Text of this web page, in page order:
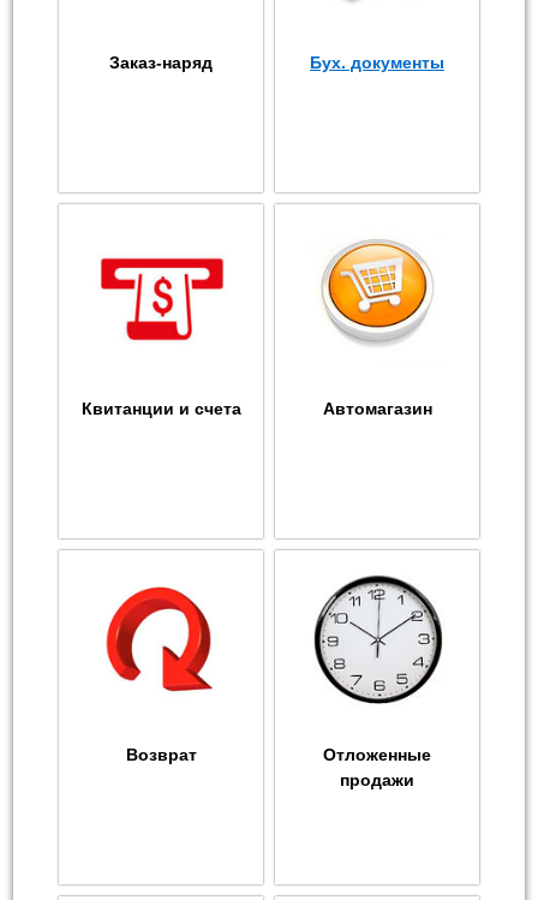
Заказ-наряд Бух. документы
Квитанции и счета Автомагазин
Возврат
Отложенные
продажи